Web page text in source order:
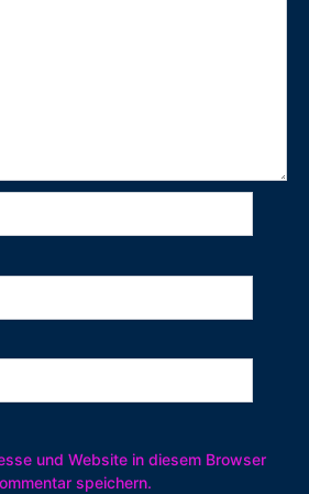
und Website in diesem Browser
speichern.